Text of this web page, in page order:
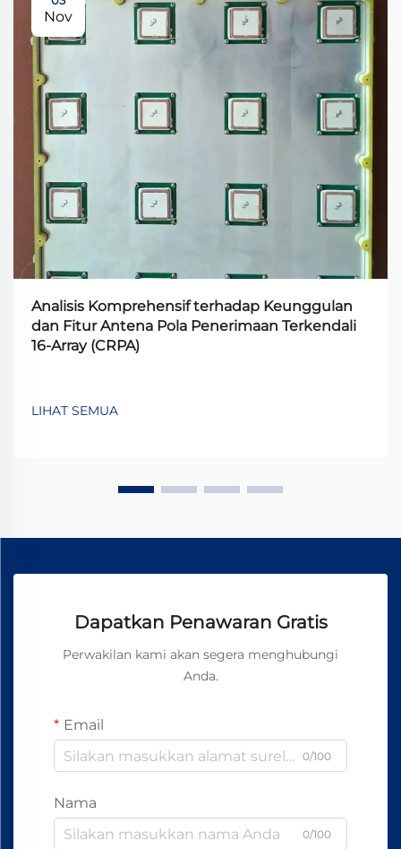
Nov
Analisis Komprehensif terhadap Keunggulan
dan Fitur Antena Pola Penerimaan Terkendali
16-Array (CRPA)
LIHAT SEMUA
Dapatkan Penawaran Gratis
Perwakilan kami akan segera menghubungi
Anda.
Email
0/100
Nama
0/100